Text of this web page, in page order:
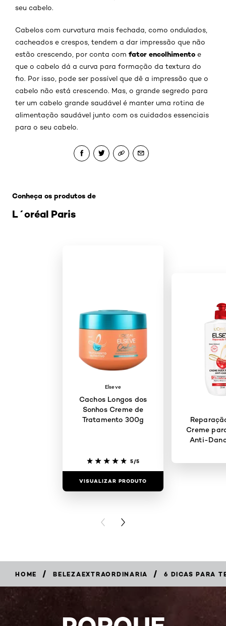
seu cabelo.
Cabelos com curvatura mais fechada, como ondulados,
cacheados e crespos, tendem a dar impressão que não
estão crescendo, por conta com fator encolhimento e
que o cabelo dá a curva para formação da textura do
fio. Por isso, pode ser possível que dê a impressão que o
cabelo não está crescendo. Mas, o grande segredo para
ter um cabelo grande saudável é manter uma rotina de
alimentação saudável junto com os cuidados essenciais
para o seu cabelo.
L´oréal Paris
Conheça os produtos de
Elseve
Cachos Longos dos
Sonhos Creme de
Tratamento 300g
5/5
VISUALIZAR PRODUTO
Creme
Anti-
PREVIOUS CARD
NEXT CARD
HOME / BELEZAEXTRAORDINARIA / 6 DICAS PARA